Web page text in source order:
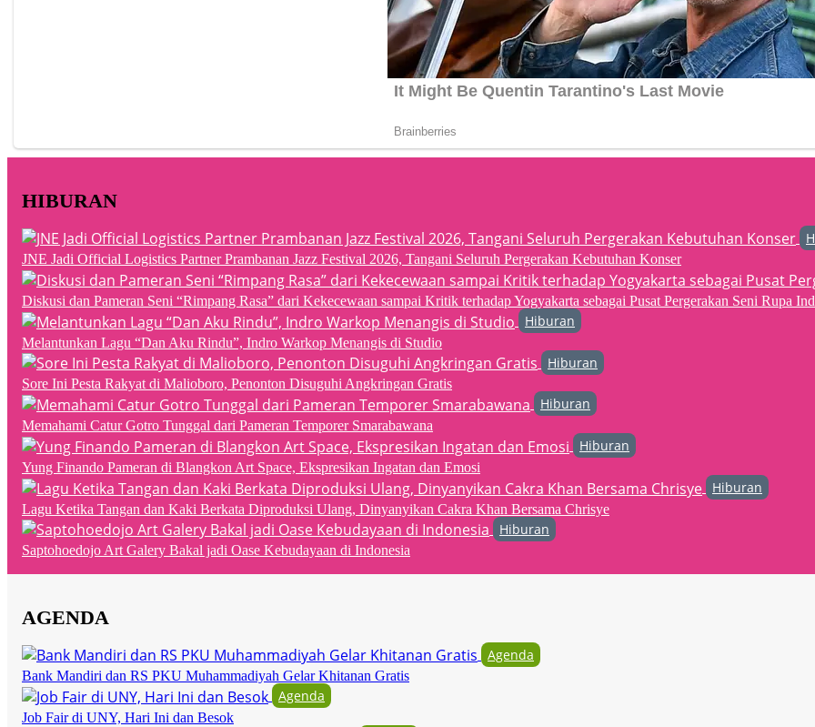
HIBURAN
JNE Jadi Official Logistics Partner Prambanan Jazz Festival 2026, Tangani Seluruh Pergerakan Kebutuhan Konser
Diskusi dan Pameran Seni “Rimpang Rasa” dari Kekecewaan sampai Kritik terhadap Yogyakarta sebagai Pusat Pergerakan Seni Rupa
Hiburan
Melantunkan Lagu “Dan Aku Rindu”, Indro Warkop Menangis di Studio
Hiburan
Sore Ini Pesta Rakyat di Malioboro, Penonton Disuguhi Angkringan Gratis
Hiburan
Memahami Catur Gotro Tunggal dari Pameran Temporer Smarabawana
Hiburan
Yung Finando Pameran di Blangkon Art Space, Ekspresikan Ingatan dan Emosi
Hiburan
Lagu Ketika Tangan dan Kaki Berkata Diproduksi Ulang, Dinyanyikan Cakra Khan Bersama Chrisye
Hiburan
Saptohoedojo Art Galery Bakal jadi Oase Kebudayaan di Indonesia
AGENDA
Agenda
Bank Mandiri dan RS PKU Muhammadiyah Gelar Khitanan Gratis
Agenda
Job Fair di UNY, Hari Ini dan Besok